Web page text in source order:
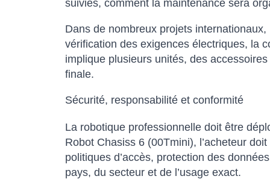
suivies, comment la maintenance sera
Dans de nombreux projets
vérification des exigences électriques, la
implique plusieurs unités, des
finale.
Sécurité, responsabilité et conformité
La robotique professionnelle doit être
Robot Chasiss 6 (00Tmini), l’acheteur
politiques d’accès, protection des
pays, du secteur et de l’usage exact.